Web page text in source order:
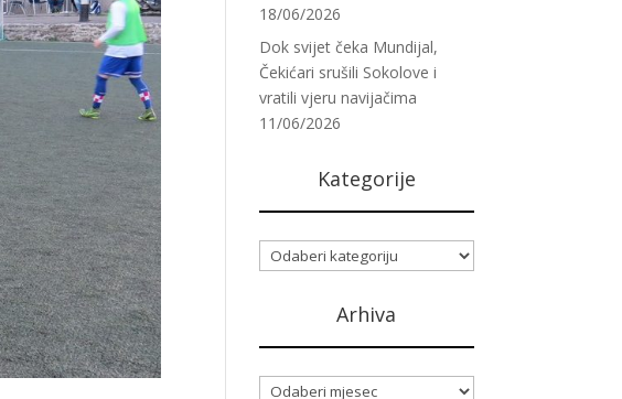
18/06/2026
Dok svijet čeka Mundijal,
Čekićari srušili Sokolove i
vratili vjeru navijačima
11/06/2026
Kategorije
Kategorije
Arhiva
Arhiva